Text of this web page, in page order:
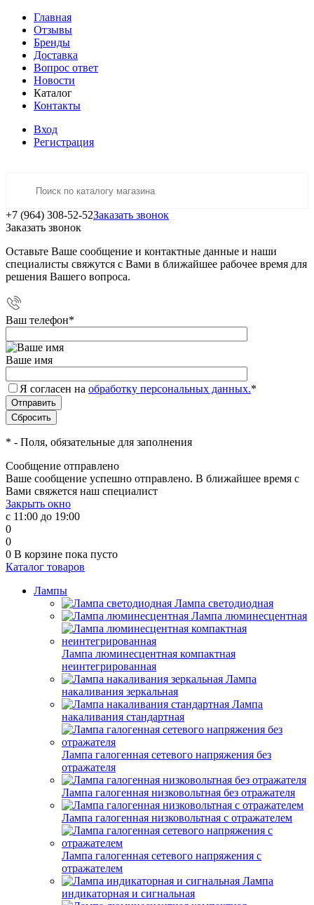
Главная
Отзывы
Бренды
Доставка
Вопрос ответ
Новости
Каталог
Контакты
Вход
Регистрация
+7 (964) 308-52-52Заказать звонок
Заказать звонок
Оставьте Ваше сообщение и контактные данные и наши
специалисты свяжутся с Вами в ближайшее рабочее время для
решения Вашего вопроса.
Ваш телефон*
Ваше имя
Я согласен на обработку персональных данных.*
* - Поля, обязательные для заполнения
Сообщение отправлено
Ваше сообщение успешно отправлено. В ближайшее время с
Вами свяжется наш специалист
Закрыть окно
с 11:00 до 19:00
0
0
0 В корзине пока пусто
Каталог товаров
Лампы
Лампа светодиодная
Лампа люминесцентная
Лампа люминесцентная компактная
неинтегрированная
Лампа
накаливания зеркальная
Лампа
накаливания стандартная
Лампа галогенная сетевого напряжения без
отражателя
Лампа галогенная низковольтная без отражателя
Лампа галогенная низковольтная с отражателем
Лампа галогенная сетевого напряжения с
отражателем
Лампа
индикаторная и сигнальная